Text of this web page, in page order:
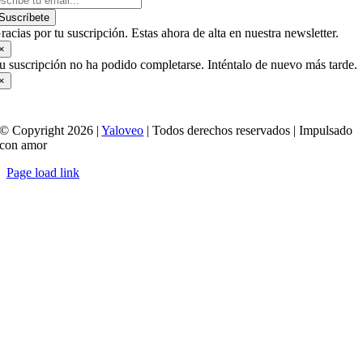
por tu suscripción. Estas ahora de alta en nuestra newsletter.
suscripción no ha podido completarse. Inténtalo de nuevo más tarde.
© Copyright 2026 |Yaloveo | Todos derechos reservados | Impulsado
con amor
Page load link